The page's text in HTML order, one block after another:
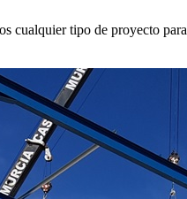
cualquier tipo de proyecto para